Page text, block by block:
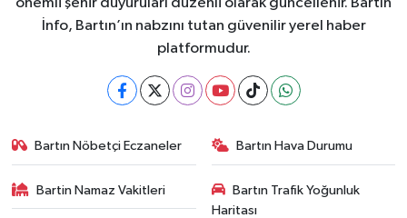
önemli şehir duyuruları düzenli olarak güncellenir. Bartın
İnfo, Bartın’ın nabzını tutan güvenilir yerel haber
platformudur.
Bartın Nöbetçi Eczaneler Bartın Hava Durumu
Bartin Namaz Vakitleri
Bartın Trafik Yoğunluk
Haritası